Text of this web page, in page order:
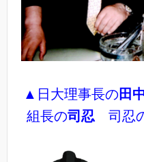
▲日大理事長の 田
組長の司忍 司忍